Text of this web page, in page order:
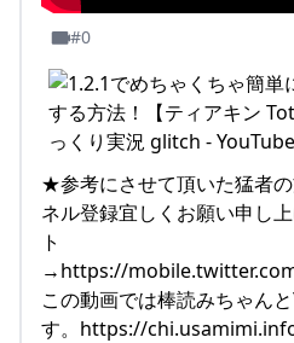
#0
★参考にさせて頂いた猛者
ネル登録宜しくお願い申し
ト
→https://
この動画では棒読みちゃん
す。https://